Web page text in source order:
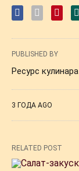
PUBLISHED BY
Ресурс кулинара
3 ГОДА AGO
RELATED POST